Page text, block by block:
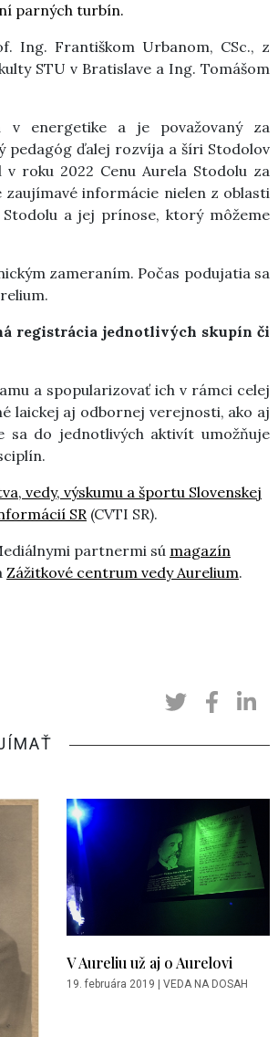
parných turbín.
Ing. Františkom Urbanom, CSc., z
STU v Bratislave a Ing. Tomášom
v energetike a je považovaný za
pedagóg ďalej rozvíja a šíri Stodolov
roku 2022 Cenu Aurela Stodolu za
informácie nielen z oblasti
a jej prínose, ktorý môžeme
zameraním. Počas podujatia sa
registrácia jednotlivých skupín či
a spopularizovať ich v rámci celej
laickej aj odbornej verejnosti, ako aj
sa do jednotlivých aktivít umožňuje
vedy, výskumu a športu Slovenskej
SR (CVTI SR).
partnermi sú magazín
Zážitkové centrum vedy Aurelium.
V Aureliu už aj o Aurelovi
19. februára 2019 VEDA NA DOSAH